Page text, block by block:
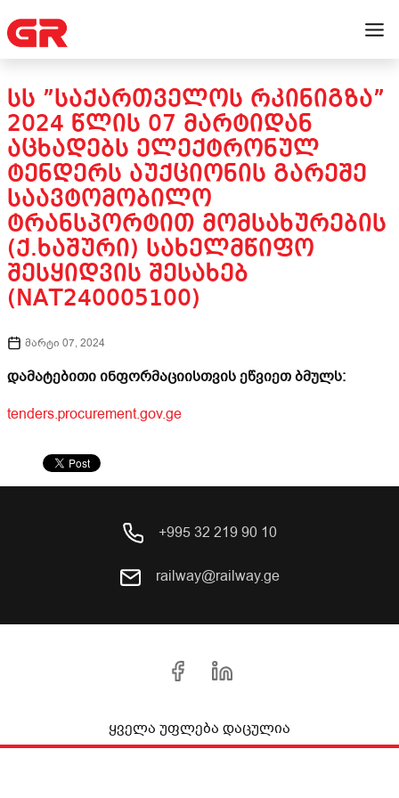
ᲡᲡ ”ᲡᲐᲥᲐᲠᲗᲕᲔᲚᲝᲡ ᲠᲙᲘᲜᲘᲒᲖᲐ”
2024 ᲬᲚᲘᲡ 07 ᲛᲐᲠᲢᲘᲓᲐᲜ
ᲐᲪᲮᲐᲓᲔᲑᲡ ᲔᲚᲔᲥᲢᲠᲝᲜᲣᲚ
ᲢᲔᲜᲓᲔᲠᲡ ᲐᲣᲥᲪᲘᲝᲜᲘᲡ ᲒᲐᲠᲔᲨᲔ
ᲡᲐᲐᲕᲢᲝᲛᲝᲑᲘᲚᲝ
ᲢᲠᲐᲜᲡᲞᲝᲠᲢᲘᲗ ᲛᲝᲛᲡᲐᲮᲣᲠᲔᲑᲘᲡ
(Ქ.ᲮᲐᲨᲣᲠᲘ) ᲡᲐᲮᲔᲚᲛᲬᲘᲤᲝ
ᲨᲔᲡᲧᲘᲓᲕᲘᲡ ᲨᲔᲡᲐᲮᲔᲑ
(NAT240005100)
მარტი 07, 2024
დამატებითი ინფორმაციისთვის ეწვიეთ ბმულს:
tenders.procurement.gov.ge
+995 32 219 90 10
railway@railway.ge
ყველა უფლება დაცულია